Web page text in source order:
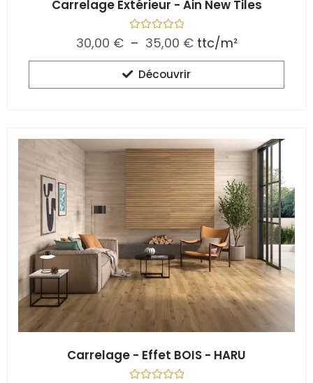
Carrelage Extérieur - Ain New Tiles
o
t
e
0
s
30,00 € – 35,00 € ttc/m²
Découvrir
Carrelage - Effet BOIS - HARU